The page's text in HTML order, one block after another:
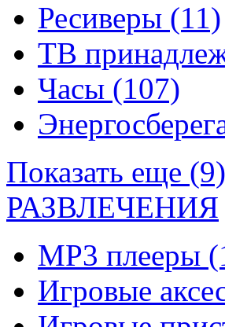
Ресиверы (11)
ТВ
Часы (107)
Показать еще (9)
РАЗВЛЕЧЕНИЯ
MP3 плееры
Игровые